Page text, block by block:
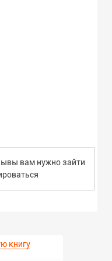
вам нужно зайти
книгу